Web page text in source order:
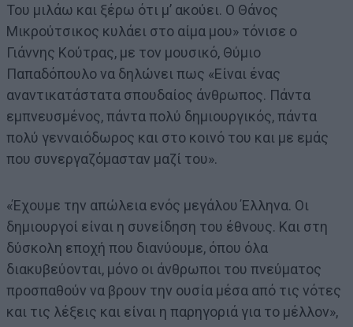
Του μιλάω και ξέρω ότι μ’ ακούει. Ο Θάνος
Μικρούτσικος κυλάει στο αίμα μου» τόνισε ο
Γιάννης Κούτρας, με τον μουσικό, Θύμιο
Παπαδόπουλο να δηλώνει πως «Είναι ένας
αναντικατάστατα σπουδαίος άνθρωπος. Πάντα
εμπνευσμένος, πάντα πολύ δημιουργικός, πάντα
πολύ γενναιόδωρος και στο κοινό του και με εμάς
που συνεργαζόμασταν μαζί του».
«Έχουμε την απώλεια ενός μεγάλου Έλληνα. Οι
δημιουργοί είναι η συνείδηση του έθνους. Και στη
δύσκολη εποχή που διανύουμε, όπου όλα
διακυβεύονται, μόνο οι άνθρωποι του πνεύματος
προσπαθούν να βρουν την ουσία μέσα από τις νότες
και τις λέξεις και είναι η παρηγοριά για το μέλλον»,